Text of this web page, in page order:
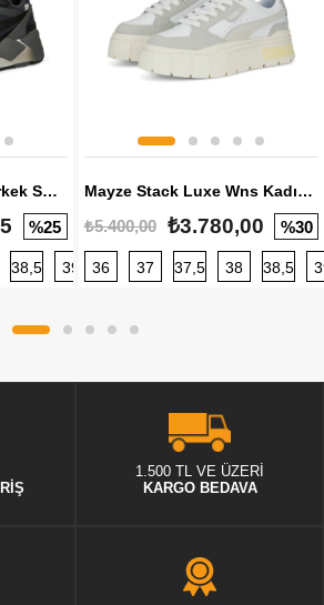
Rs-X Efekt Gradient Erkek Sneaker
%25
38,5 39 40 40,5 41 42 42,5
Mayze Stack Luxe Wns Kadın Sneaker
₺5.400,00 ₺3.780,00 %30
36 37 37,5 38 38,5
1.500 TL VE ÜZERİ
KARGO BEDAVA